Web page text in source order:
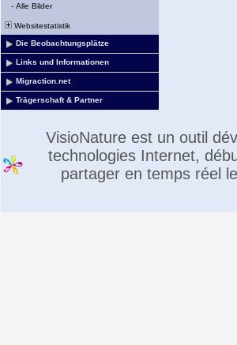
- Alle Bilder
Websitestatistik
Die Beobachtungsplätze
Links und Informationen
Migraction.net
Trägerschaft & Partner
VisioNature est un outil
technologies Internet,
partager en temps réel